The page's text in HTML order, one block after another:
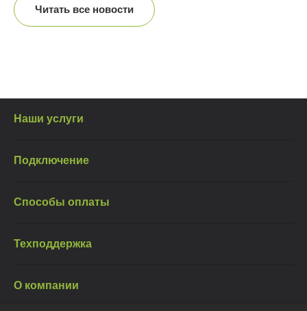
Читать все новости
Наши услуги
Подключение
Способы оплаты
Техподдержка
О компании